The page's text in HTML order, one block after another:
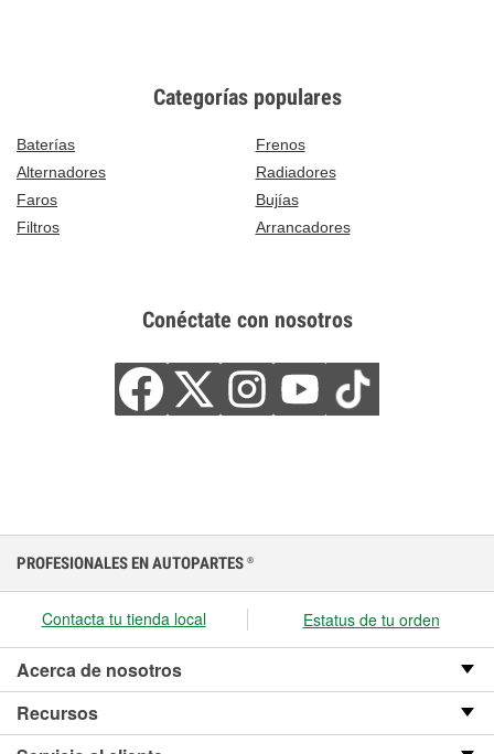
Categorías populares
Baterías
Frenos
Alternadores
Radiadores
Faros
Bujías
Filtros
Arrancadores
Conéctate con nosotros
PROFESIONALES EN AUTOPARTES ®
Contacta tu tienda local Estatus de tu orden
Acerca de nosotros
Recursos